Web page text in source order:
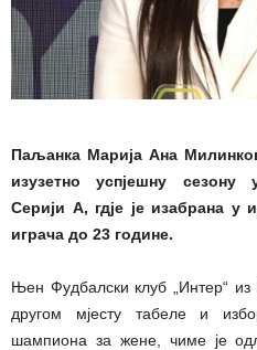
Паљанка Марија Ана
изузетно успјешну сезону
Серији А, гдје је изабрана у
играча до 23 године.
Њен Фудбалски клуб „Интер“
другом мјесту табеле и
шампиона за жене, чиме је